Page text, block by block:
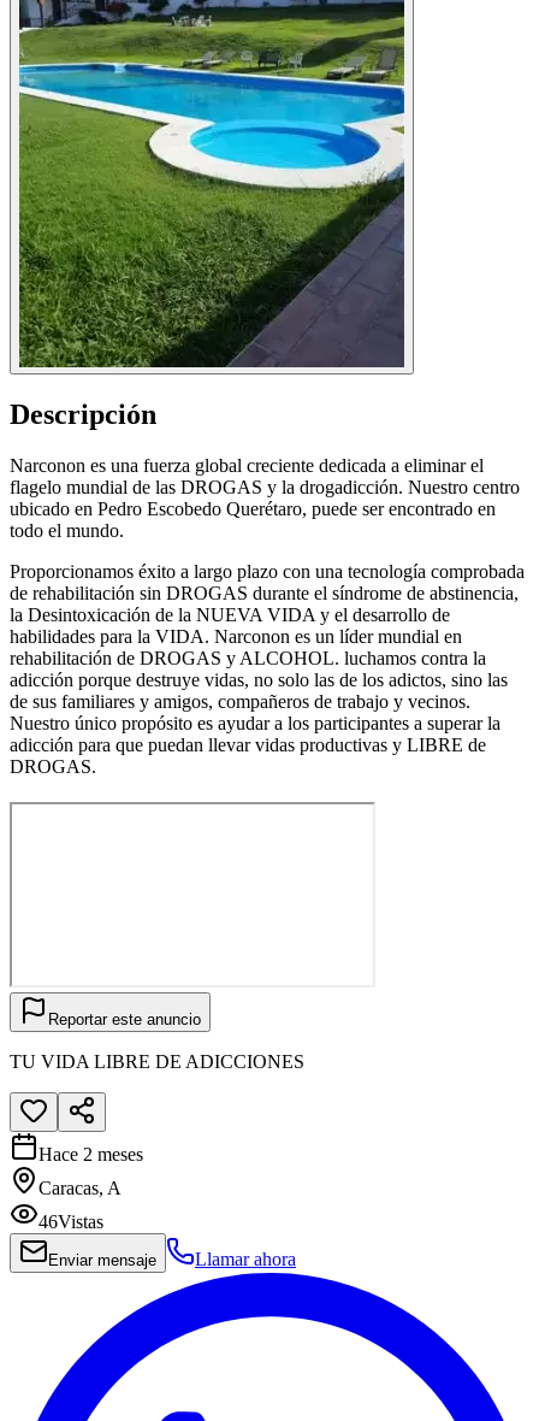
Descripción
Narconon es una fuerza global creciente dedicada a eliminar el
flagelo mundial de las DROGAS y la drogadicción. Nuestro centro
ubicado en Pedro Escobedo Querétaro, puede ser encontrado en
todo el mundo.
Proporcionamos éxito a largo plazo con una tecnología comprobada
de rehabilitación sin DROGAS durante el síndrome de abstinencia,
la Desintoxicación de la NUEVA VIDA y el desarrollo de
habilidades para la VIDA. Narconon es un líder mundial en
rehabilitación de DROGAS y ALCOHOL. luchamos contra la
adicción porque destruye vidas, no solo las de los adictos, sino las
de sus familiares y amigos, compañeros de trabajo y vecinos.
Nuestro único propósito es ayudar a los participantes a superar la
adicción para que puedan llevar vidas productivas y LIBRE de
DROGAS.
Reportar este anuncio
TU VIDA LIBRE DE ADICCIONES
Hace 2 meses
Caracas, A
46Vistas
Enviar mensaje Llamar ahora